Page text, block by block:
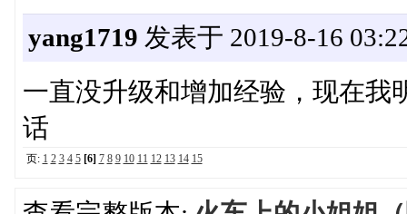
yang1719 发表于 2019-8-16
一直没升级和增加经验，现在我
话
页: 1 2 3 4 5 [6] 7 8 9 10 11 12 13 14 15